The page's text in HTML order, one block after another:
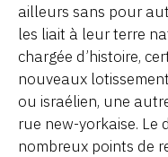
ailleurs sans pour
les liait à leur terre
chargée d’histoire,
nouveaux
ou israélien, une
rue new-yorkaise. Le
nombreux points de